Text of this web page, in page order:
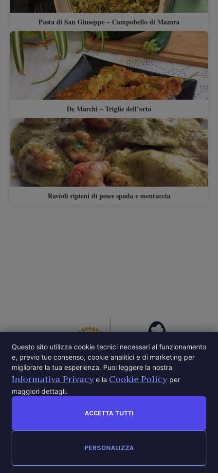
Pasta di San Giuseppe – Campobello di Mazara
De Marchi – Triglie dell’orto
Ravioli ripieni di pesce spada e mentuccia
Questo sito utilizza cookie tecnici necessari al funzionamento
e, previo tuo consenso, cookie analitici e di marketing per
migliorare la tua esperienza. Puoi leggere la nostra
Informativa Privacy e la Cookie Policy per
maggiori dettagli.
ACCETTA TUTTI
PERSONALIZZA